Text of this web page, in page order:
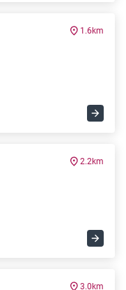
1.6km
2.2km
3.0km